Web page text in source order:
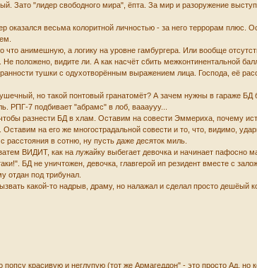
Зато "лидер свободного мира", ёпта. За мир и разоружение
оказался весьма колоритной личностью - за него террорам плюс.
анимешную, а логику на уровне гамбургера. Или вообще
положено, видите ли. А как насчёт сбить межконтинентальной
тушки с одухотворённым выражением лица. Господа, её
но такой понтовый гранатомёт? А зачем нужны в гараже
РПГ-7 подбивает "абрамс" в лоб, ваааууу...
разнести БД в хлам. Оставим на совести Эммериха, почему
на его же многострадальной совести и то, что, видимо,
в сотню, ну пусть даже десяток миль.
ВИДИТ, как на лужайку выбегает девочка и начинает
БД не уничтожен, девочка, главгерой ип резидент вместе с
отдан под трибунал.
какой-то надрыв, драму, но налажал и сделал просто
красивую и неглупую (тот же Армагеддон" - это просто Ад, но